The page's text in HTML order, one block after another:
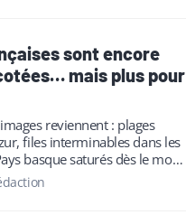
sont encore
mais plus pour
reviennent : plages
files interminables dans les
basque saturés dès le mois